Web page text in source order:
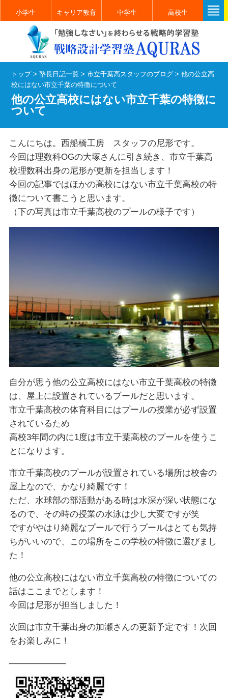
小学生 キャリア教育 中学生 高校生
トップ>塾長日記一覧 >市立千葉高スタッフのブログ >他の公立高
校にはない市立千葉の特徴について
他の公立高校にはない市立千葉の特徴に
ついて
こんにちは。西船橋工房 スタッフの尼形です。
今回は理数科OGの大塚さんに引き続き、市立千葉高
校理数科出身の尼形が更新を担当します！
今回の記事ではほかの高校にはない市立千葉高校の特
徴について書こうと思います。
（下の写真は市立千葉高校のプールの様子です）
自分が思う他の公立高校にはない市立千葉高校の特徴
は、屋上に設置されているプールだと思います。
市立千葉高校の体育科目にはプールの授業が必ず設置
されているため
高校3年間の内に1度は市立千葉高校のプールを使うこ
とになります。
市立千葉高校のプールが設置されている場所は校舎の
屋上なので、かなり綺麗です！
ただ、水球部の部活動がある時は水深が深い状態にな
るので、その時の授業の水泳は少し大変ですが笑
ですがやはり綺麗なプールで行うプールはとても気持
ちがいいので、この場所をこの学校の特徴に選びまし
た！
他の公立高校にはない市立千葉高校の特徴についての
話はここまでとします！
今回は尼形が担当しました！
次回は市立千葉出身の加瀬さんの更新予定です！次回
をお楽しみに！
——————–